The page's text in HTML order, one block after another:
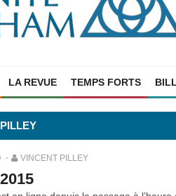
LA REVUE TEMPS FORTS
VINCENT PILLEY